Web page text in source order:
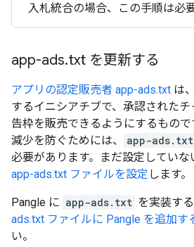
入札統合の場合、この手順は必
app-ads.txt を更新する
アプリの認定販売者 app-ads.txt は
するイニシアチブで、承認された
告枠を販売できるようにするもの
減少を防ぐためには、
app-ads.txt
必要があります。まだ設定していな
app-ads.txt ファイルを設定 します。
Pangle に app-ads.txt を実装する
ads.txt ファイルに Pangle を追加す
い。